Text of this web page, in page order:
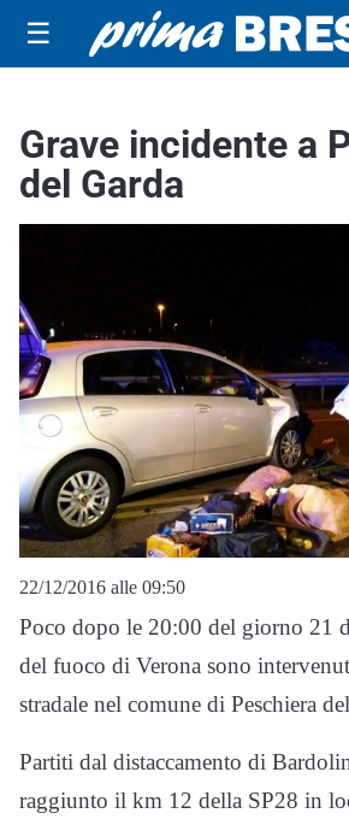
☰
Grave incidente a
del Garda
22/12/2016 alle 09:50
Poco dopo le 20:00 del giorno 21
del fuoco di Verona sono
stradale nel comune di Peschiera
Partiti dal distaccamento di
raggiunto il km 12 della SP28 in